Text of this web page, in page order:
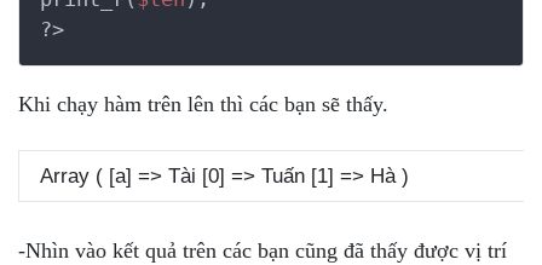
?>
Khi chạy hàm trên lên thì các bạn sẽ thấy.
Array ( [a] => Tài [0] => Tuấn [1] => Hà )
-Nhìn vào kết quả trên các bạn cũng đã thấy được vị trí